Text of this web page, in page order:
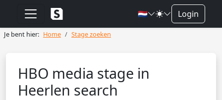
🇳🇱 Login
Je bent hier: Home Stage zoeken
HBO media stage in
Heerlen search